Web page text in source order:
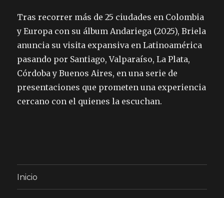
Tras recorrer más de 25 ciudades en Colombia
y Europa con su álbum Andariega (2025), Briela
anuncia su visita expansiva en Latinoamérica
pasando por Santiago, Valparaíso, La Plata,
Córdoba y Buenos Aires, en una serie de
presentaciones que prometen una experiencia
cercano con el quienes la escuchan.
Inicio